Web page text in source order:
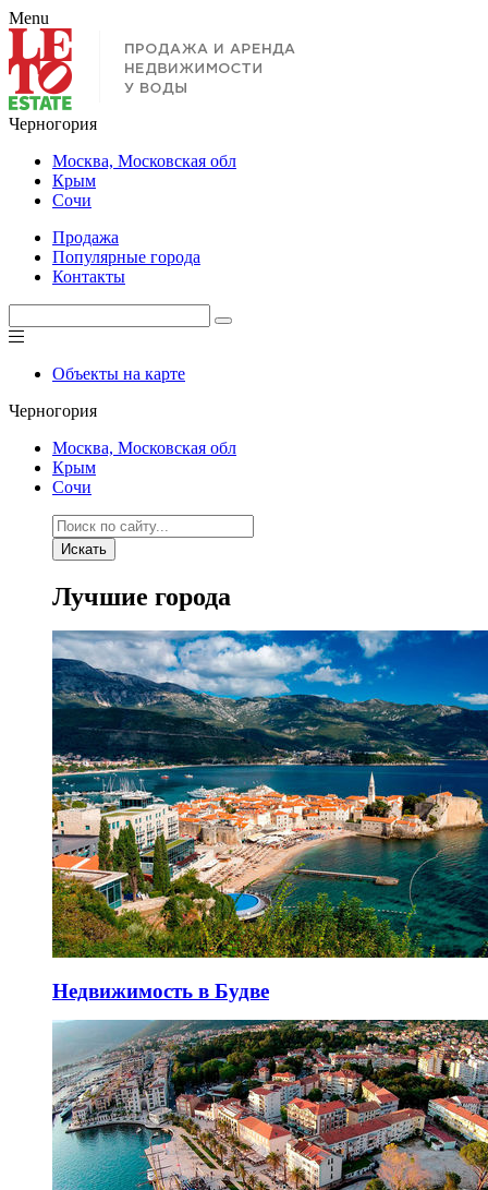
Menu
Черногория
Москва, Московская обл
Крым
Сочи
Продажа
Популярные города
Контакты
Объекты на карте
Черногория
Москва, Московская обл
Крым
Сочи
Искать
Лучшие города
Недвижимость в Будве